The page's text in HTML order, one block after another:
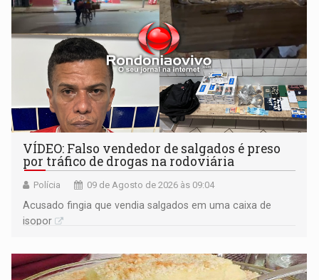
VÍDEO: Falso vendedor de salgados é preso
por tráfico de drogas na rodoviária
Polícia 09 de Agosto de 2026 às 09:04
Acusado fingia que vendia salgados em uma caixa de
isopor